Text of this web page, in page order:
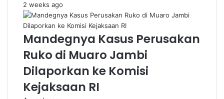
2 weeks ago
Mandegnya Kasus Perusakan
Ruko di Muaro Jambi
Dilaporkan ke Komisi
Kejaksaan RI